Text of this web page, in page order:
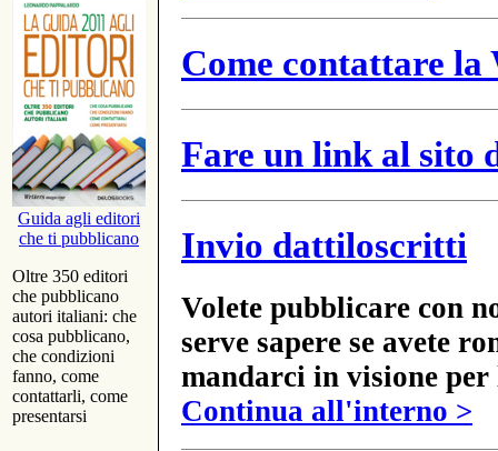
Guida agli editori
che ti pubblicano
Oltre 350 editori
che pubblicano
autori italiani: che
cosa pubblicano,
che condizioni
fanno, come
contattarli, come
presentarsi
Come contattare
Fare un link al sito
Invio dattiloscritti
Volete pubblicare con
serve sapere se avete
mandarci in visione
Continua all'interno >